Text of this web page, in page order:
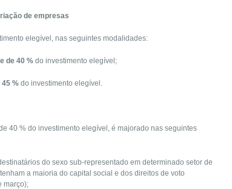
de empresas
elegível, nas seguintes modalidades:
de 40 % do investimento elegível;
% do investimento elegível.
40 % do investimento elegível, é majorado nas seguintes
do sexo sub-representado em determinado setor de
a maioria do capital social e dos direitos de voto
março);